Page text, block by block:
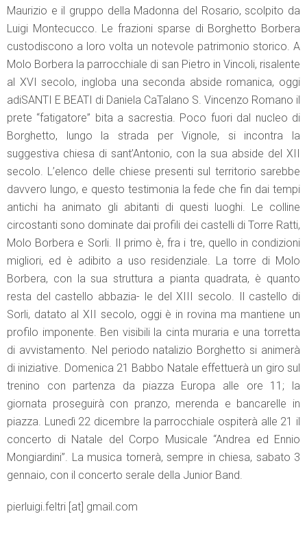
Maurizio e il gruppo della Madonna del Rosario, scolpito da
Luigi Montecucco. Le frazioni sparse di Borghetto Borbera
custodiscono a loro volta un notevole patrimonio storico. A
Molo Borbera la parrocchiale di san Pietro in Vincoli, risalente
al XVI secolo, ingloba una seconda abside romanica, oggi
adiSANTI E BEATI di Daniela CaTalano S. Vincenzo Romano il
prete “fatigatore” bita a sacrestia. Poco fuori dal nucleo di
Borghetto, lungo la strada per Vignole, si incontra la
suggestiva chiesa di sant’Antonio, con la sua abside del XII
secolo. L’elenco delle chiese presenti sul territorio sarebbe
davvero lungo, e questo testimonia la fede che fin dai tempi
antichi ha animato gli abitanti di questi luoghi. Le colline
circostanti sono dominate dai profili dei castelli di Torre Ratti,
Molo Borbera e Sorli. Il primo è, fra i tre, quello in condizioni
migliori, ed è adibito a uso residenziale. La torre di Molo
Borbera, con la sua struttura a pianta quadrata, è quanto
resta del castello abbazia- le del XIII secolo. Il castello di
Sorli, datato al XII secolo, oggi è in rovina ma mantiene un
profilo imponente. Ben visibili la cinta muraria e una torretta
di avvistamento. Nel periodo natalizio Borghetto si animerà
di iniziative. Domenica 21 Babbo Natale effettuerà un giro sul
trenino con partenza da piazza Europa alle ore 11; la
giornata proseguirà con pranzo, merenda e bancarelle in
piazza. Lunedì 22 dicembre la parrocchiale ospiterà alle 21 il
concerto di Natale del Corpo Musicale “Andrea ed Ennio
Mongiardini”. La musica tornerà, sempre in chiesa, sabato 3
gennaio, con il concerto serale della Junior Band.
pierluigi.feltri [at] gmail.com